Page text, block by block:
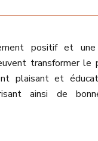
positif et une
transformer le
plaisant et
ainsi de